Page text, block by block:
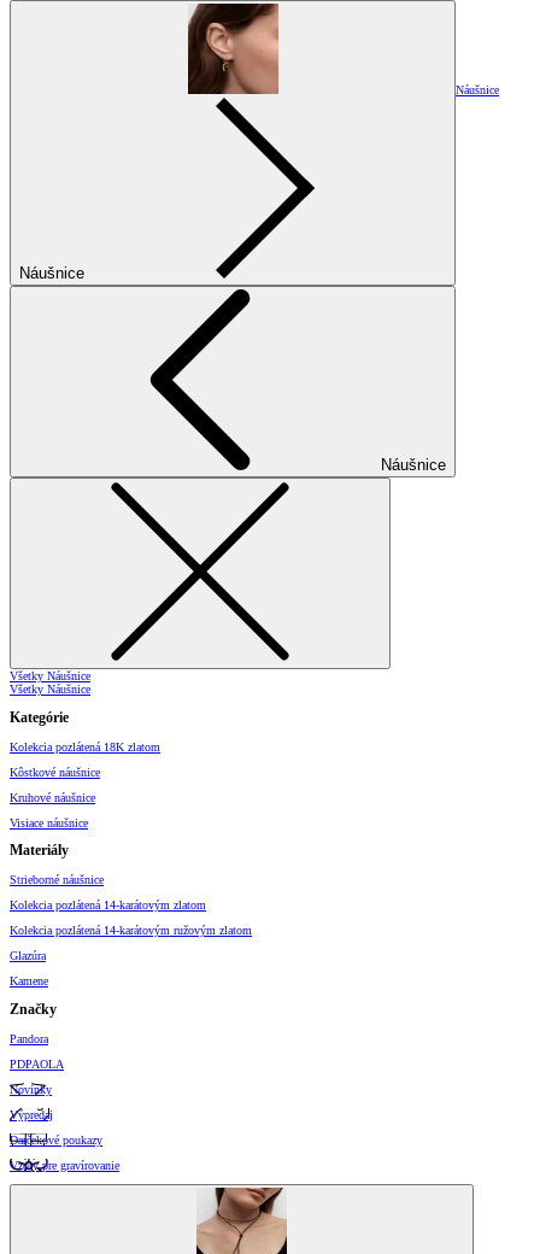
Náušnice
Náušnice
Náušnice
Všetky Náušnice
Všetky Náušnice
Kategórie
Kolekcia pozlátená 18K zlatom
Kôstkové náušnice
Kruhové náušnice
Visiace náušnice
Materiály
Strieborné náušnice
Kolekcia pozlátená 14-karátovým zlatom
Kolekcia pozlátená 14-karátovým ružovým zlatom
Glazúra
Kamene
Značky
Pandora
PDPAOLA
Novinky
Výpredaj
Darčekové poukazy
Vzory pre gravírovanie